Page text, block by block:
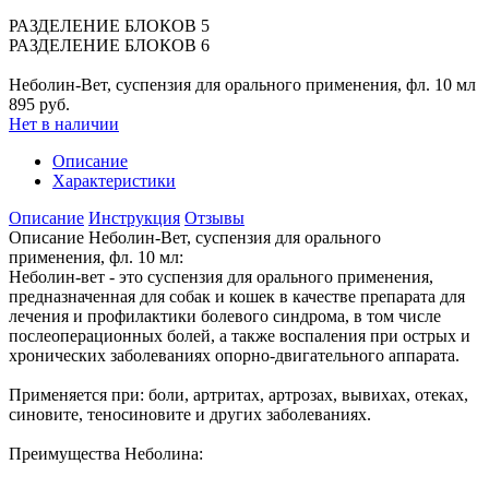
РАЗДЕЛЕНИЕ БЛОКОВ 5
РАЗДЕЛЕНИЕ БЛОКОВ 6
Неболин-Вет, суспензия для орального применения, фл. 10 мл
895 руб.
Нет в наличии
Описание
Характеристики
Описание Инструкция Отзывы
Описание Неболин-Вет, суспензия для орального
применения, фл. 10 мл:
Неболин-вет - это суспензия для орального применения,
предназначенная для собак и кошек в качестве препарата для
лечения и профилактики болевого синдрома, в том числе
послеоперационных болей, а также воспаления при острых и
хронических заболеваниях опорно-двигательного аппарата.
Применяется при: боли, артритах, артрозах, вывихах, отеках,
синовите, теносиновите и других заболеваниях.
Преимущества Неболина: